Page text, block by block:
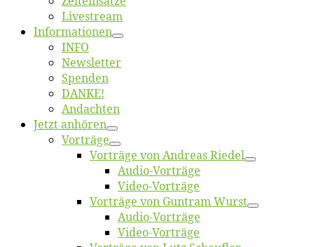
Live­stream
Informatio­nen
INFO
News­let­ter
Spen­den
DANKE!
An­dach­ten
Jetzt an­hö­ren
Vor­trä­ge
Vor­trä­ge von An­dre­as Riedel
Au­dio-Vor­trä­ge
Vi­deo-Vor­trä­ge
Vor­trä­ge von Gun­tram Wurst
Au­dio-Vor­trä­ge
Vi­deo-Vor­trä­ge